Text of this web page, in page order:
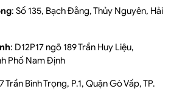
: Số 135, Bạch Đằng, Thủy Nguyên, Hải
: D12P17 ngõ 189 Trần Huy Liệu,
Phố Nam Định
Trần Bình Trọng, P.1, Quận Gò Vấp, TP.